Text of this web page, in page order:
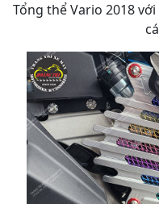
Tổng thể Vario 2018